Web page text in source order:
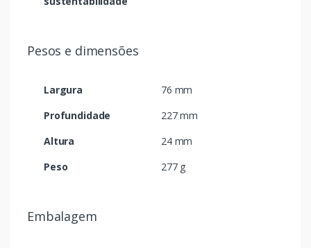
Pesos e dimensões
Largura
76 mm
Profundidade
227 mm
Altura
24 mm
Peso
277 g
Embalagem